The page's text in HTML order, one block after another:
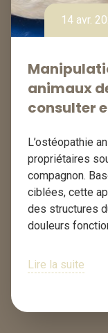
14 avr.
animaux
consulter
L’ostéopathie
propriétaires
compagnon.
ciblées, cette
des structures
douleurs
Lire la suite